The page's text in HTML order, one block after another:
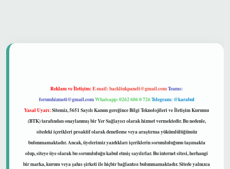
Reklam ve İletişim:E-mail:backlinkpaneli@gmail.comTeams:
forumhizmeti@gmail.comWhatsapp: 0262 606 0 726Telegram: @karabul
Yasal Uyarı:Sitemiz, 5651 Sayılı Kanun gereğince Bilgi Teknolojileri ve İletişim Kurumu
(BTK) tarafından onaylanmış bir Yer Sağlayıcı olarak hizmet vermektedir. Bu nedenle,
sitedeki içerikleri proaktif olarak denetleme veya araştırma yükümlülüğümüz
bulunmamaktadır. Ancak, üyelerimiz yazdıkları içeriklerin sorumluluğunu taşımakta
olup, siteye üye olarak bu sorumluluğu kabul etmiş sayılırlar. Bu internet sitesi, herhangi
bir marka, kurum veya şahıs şirketi ile hiçbir bağlantısı bulunmamaktadır. Sitede yalnızca